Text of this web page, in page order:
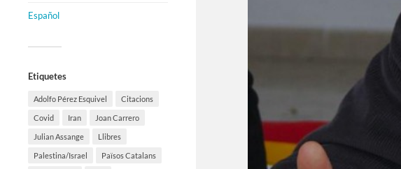
Español
Etiquetes
Adolfo Pérez Esquivel Citacions
Covid Iran Joan Carrero
Julian Assange Llibres
Palestina/Israel Països Catalans